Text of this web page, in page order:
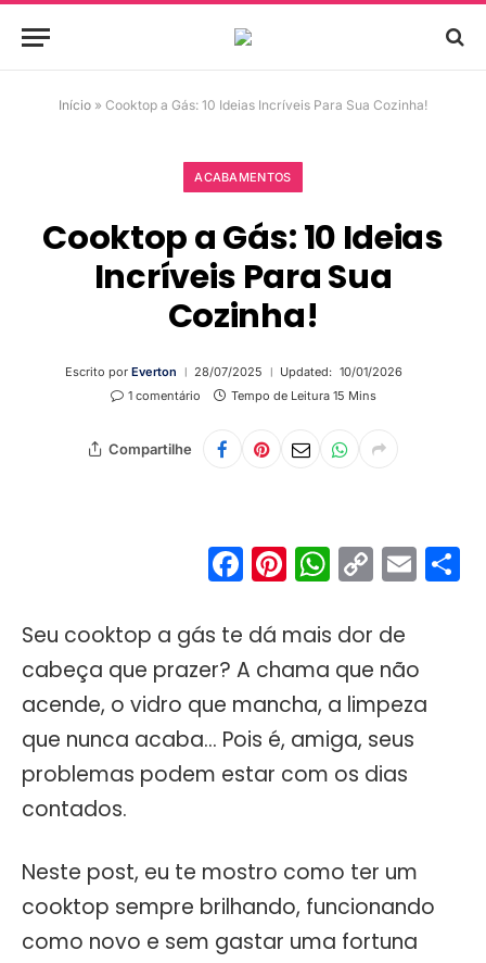
Início » Cooktop a Gás: 10 Ideias Incríveis Para Sua Cozinha!
ACABAMENTOS
Cooktop a Gás: 10 Ideias
Incríveis Para Sua
Cozinha!
Escrito por Everton 28/07/2025 Updated: 10/01/2026
1 comentário
Tempo de Leitura 15 Mins
Compartilhe
Facebook
Pinterest
Copy
Link
Seu cooktop a gás te dá mais dor de
cabeça que prazer? A chama que não
acende, o vidro que mancha, a limpeza
que nunca acaba… Pois é, amiga, seus
problemas podem estar com os dias
contados.
Neste post, eu te mostro como ter um
cooktop sempre brilhando, funcionando
como novo e sem gastar uma fortuna